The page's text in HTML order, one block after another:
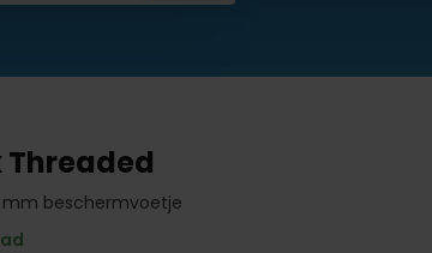
mm beschermvoetje